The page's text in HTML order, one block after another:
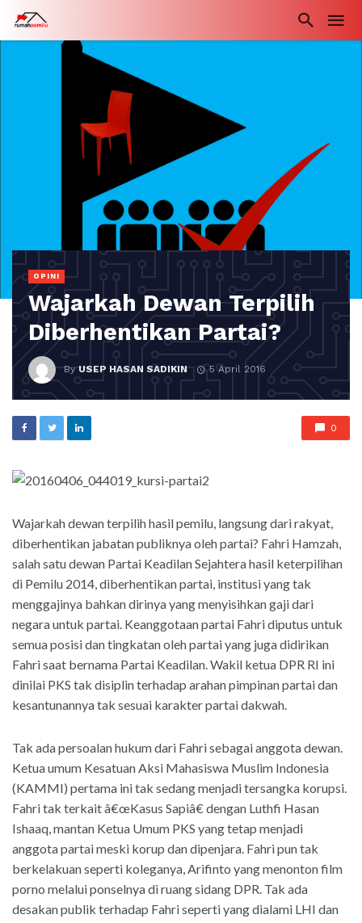
OPINI
Wajarkah Dewan Terpilih
Diberhentikan Partai?
ByUSEP HASAN SADIKIN 5 April 2016
0
Wajarkah dewan terpilih hasil pemilu, langsung dari rakyat,
diberhentikan jabatan publiknya oleh partai? Fahri Hamzah,
salah satu dewan Partai Keadilan Sejahtera hasil keterpilihan
di Pemilu 2014, diberhentikan partai, institusi yang tak
menggajinya bahkan dirinya yang menyisihkan gaji dari
negara untuk partai. Keanggotaan partai Fahri diputus untuk
semua posisi dan tingkatan oleh partai yang juga didirikan
Fahri saat bernama Partai Keadilan. Wakil ketua DPR RI ini
dinilai PKS tak disiplin terhadap arahan pimpinan partai dan
kesantunannya tak sesuai karakter partai dakwah.
Tak ada persoalan hukum dari Fahri sebagai anggota dewan.
Ketua umum Kesatuan Aksi Mahasiswa Muslim Indonesia
(KAMMI) pertama ini tak sedang menjadi tersangka korupsi.
Fahri tak terkait â€œKasus Sapiâ€ dengan Luthfi Hasan
Ishaaq, mantan Ketua Umum PKS yang tetap menjadi
anggota partai meski korup dan dipenjara. Fahri pun tak
berkelakuan seperti koleganya, Arifinto yang menonton film
porno melalui ponselnya di ruang sidang DPR. Tak ada
desakan publik terhadap Fahri seperti yang dialami LHI dan